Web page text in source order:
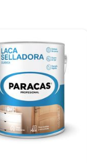
con plazos
se pueden